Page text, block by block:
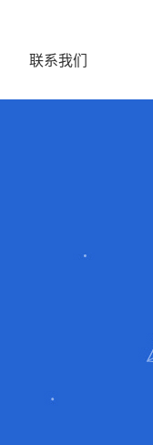
联系我们